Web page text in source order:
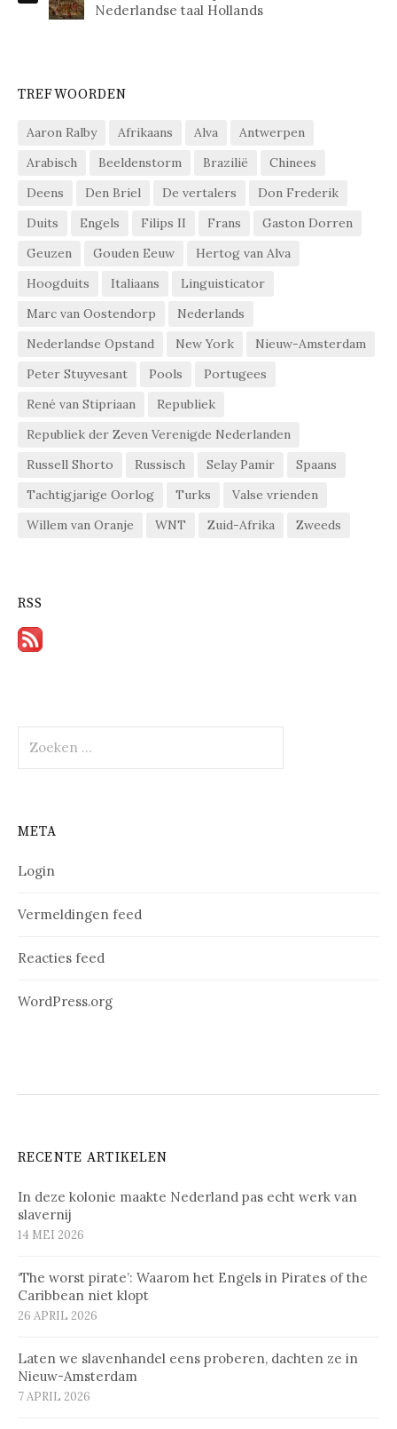
Nederlandse taal Hollands
TREFWOORDEN
Aaron Ralby Afrikaans Alva
Antwerpen
Arabisch
Beeldenstorm Brazilië
Chinees
Deens
Den Briel De vertalers
Don Frederik
Duits
Engels Filips II Frans
Gaston Dorren
Geuzen
Gouden Eeuw
Hertog van Alva
Hoogduits
Italiaans
Linguisticator
Marc van Oostendorp
Nederlands
Nederlandse Opstand
New York
Nieuw-Amsterdam
Peter Stuyvesant
Pools
Portugees
René van Stipriaan
Republiek
Republiek der Zeven Verenigde Nederlanden
Russell Shorto
Russisch Selay Pamir
Spaans
Tachtigjarige Oorlog
Turks
Valse vrienden
Willem van Oranje
WNT Zuid-Afrika Zweeds
RSS
naar:
META
Login
Vermeldingen feed
Reacties feed
WordPress.org
RECENTE ARTIKELEN
In deze kolonie maakte Nederland pas echt werk van
slavernij
14 MEI 2026
‘The worst pirate’: Waarom het Engels in Pirates of the
Caribbean niet klopt
26 APRIL 2026
Laten we slavenhandel eens proberen, dachten ze in
Nieuw-Amsterdam
7 APRIL 2026